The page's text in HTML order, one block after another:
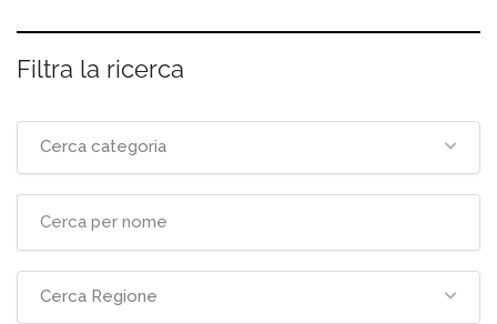
Filtra la ricerca
Cerca categoria
Cerca Regione